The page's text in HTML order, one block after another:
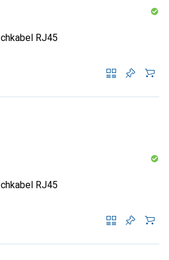
RJ45
RJ45